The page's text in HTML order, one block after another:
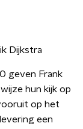
Dijkstra
geven Frank
hun kijk op
op het
een